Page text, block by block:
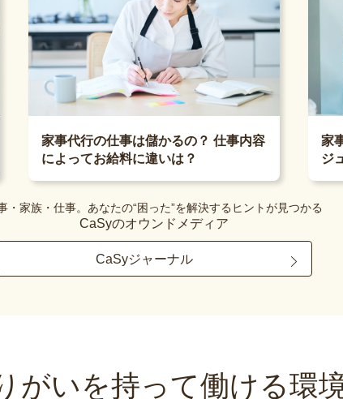
家事代行の仕事は儲かるの？ 仕事内容
によってお給料に違いは？
家
ジ
・家族・仕事。あなたの“困った”を解決するヒントが見つかる
CaSyのオウンドメディア
CaSyジャーナル
がいを持って働ける環